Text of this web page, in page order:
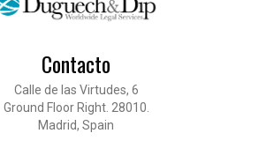
Contacto
Calle de las Virtudes, 6
Ground Floor Right. 28010.
Madrid, Spain